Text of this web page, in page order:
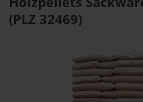
(PLZ 32469)